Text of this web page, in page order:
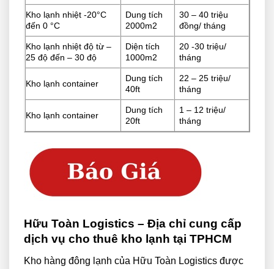
Kho lạnh nhiệt -20°C
đến 0 °C
Dung tích
2000m2
30 – 40 triệu
đồng/ tháng
Kho lạnh nhiệt độ từ –
25 độ đến – 30 độ
Diện tích
1000m2
20 -30 triệu/
tháng
Kho lạnh container
Dung tích
40ft
22 – 25 triệu/
tháng
Kho lạnh container
Dung tích
20ft
1 – 12 triệu/
tháng
Hữu Toàn Logistics – Địa chỉ cung cấp
dịch vụ cho thuê kho lạnh tại TPHCM
Kho hàng đông lạnh của Hữu Toàn Logistics được